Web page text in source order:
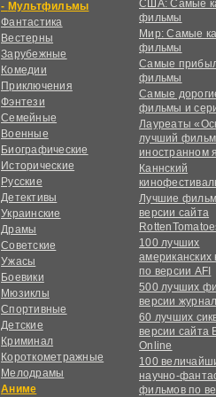
Мультфильмы
Фантастика
Вестерны
Зарубежные
Комедии
Приключения
Фэнтези
Семейные
Военные
Биографические
Исторические
Русские
Детективы
Украинские
Драмы
Советские
Ужасы
Боевики
Мюзиклы
Спортивные
Детские
Криминал
Короткометражные
Мелодрамы
Аниме
США: Самые
фильмы
Мир: Самые
фильмы
Самые
фильмы
Самые
фильмы и
Лауреаты
лучший
иностранном
Каннский
Лучшие
версии сайта
100 лучших
американских
по версии AFI
500 лучших
версии
60 лучших
версии сайта
Online
100
научно-
фильмов по